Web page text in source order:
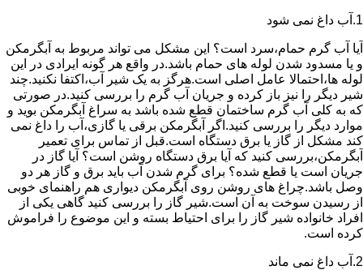
1.آب داغ نمی شود
آیا آب گرم حمام،سرد است؟ این مشکل می تواند مربوط به آبگرمکن
و یا مسدود شدن لوله های حمام باشد.در واقع هر گونه ایرادی در این
لوله ها،احتمالا عامل اصلی است.هرگز به یک شیر آب،اکتفا نکنید.چند
شیر دیگر را نیز باز کرده و جریان آب گرم را بررسی کنید.در صورتی
که به کلی آب گرم ساختمان قطع شده باشد به سراغ آبگرمکن بوید و
موارد دیگر را بررسی کنید.اگر آبگرمکن برقی یا گازی،آب را داغ نمی
کند مشکل از گاز یا برق دستگاه است.قبل از تماس برای تعمیر
آبگرمکن،بررسی کنید که آیا برق دستگاه روشن است؟ آیا گاز در
جریان است یا قطع شده؟ برای گرم شدن آب باید برق و گاز هر دو
وصل باشد.چراغ های روشن روی آبگرمکن دیواری هم راهنمای خوبی
از رسیدن سوخت به آن است.شیر گاز را بررسی کنید گاهی یکی از
افراد خانواده شیر گاز را برای احتیاط بسته و این موضوع را فراموش
کرده است.
2.آب داغ نمی ماند